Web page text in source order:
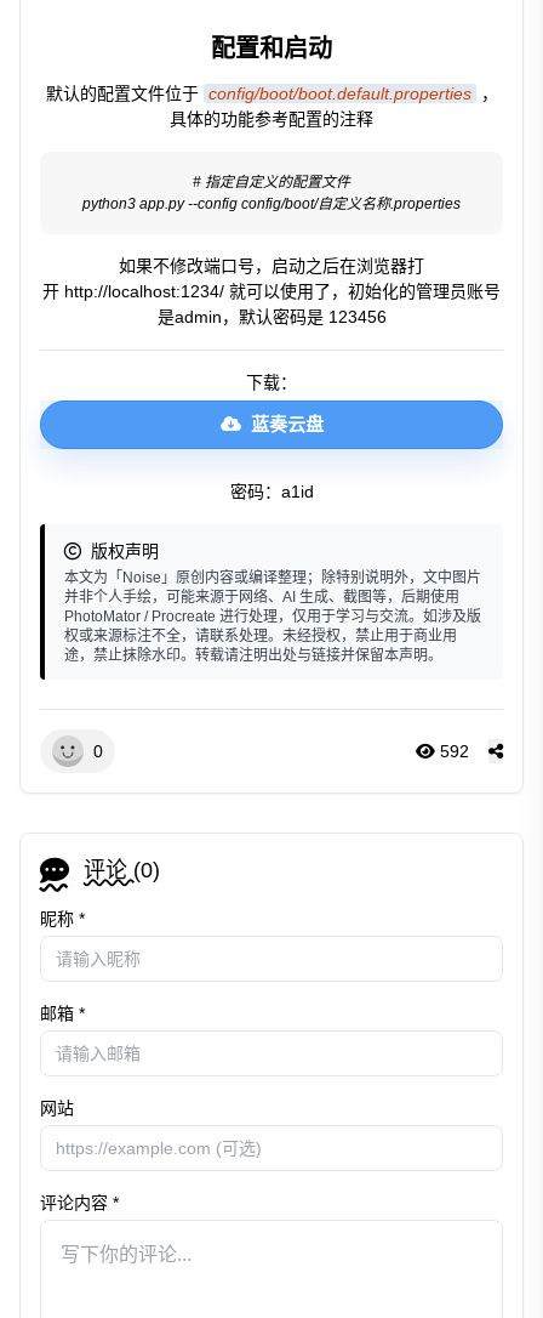
配置和启动
默认的配置文件位于 config/boot/boot.default.properties
，
具体的功能参考配置的注释
# 指定自定义的配置文件
python3 app.py --config config/boot/自定义名称.properties
如果不修改端口号，启动之后在浏览器打
开 http://localhost:1234/ 就可以使用了，初始化的管理员账号
是admin，默认密码是 123456
下载：
蓝奏云盘
密码：a1id
版权声明
本文为「Noise」原创内容或编译整理；除特别说明外，文中图片
并非个人手绘，可能来源于网络、AI 生成、截图等，后期使用
PhotoMator / Procreate 进行处理，仅用于学习与交流。如涉及版
权或来源标注不全，请联系处理。未经授权，禁止用于商业用
途，禁止抹除水印。转载请注明出处与链接并保留本声明。
0 592
评论 (0)
昵称 *
邮箱 *
网站
评论内容 *